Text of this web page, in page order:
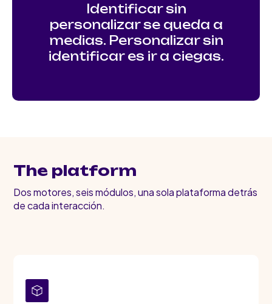
Identificar sin
personalizar se queda a
medias. Personalizar sin
identificar es ir a ciegas.
The platform
Dos motores, seis módulos, una sola plataforma detrás
de cada interacción.